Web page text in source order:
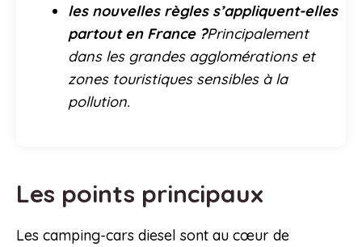
les nouvelles règles s’appliquent-elles
partout en France ?Principalement
dans les grandes agglomérations et
zones touristiques sensibles à la
pollution.
Les points principaux
Les camping-cars diesel sont au cœur de